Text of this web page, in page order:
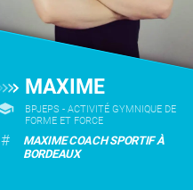
MAXIME
BPJEPS - ACTIVITÉ GYMNIQUE DE
FORME ET FORCE
#
MAXIME COACH SPORTIF À
BORDEAUX